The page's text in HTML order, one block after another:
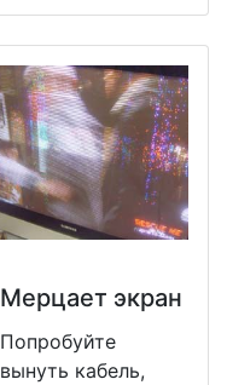
Мерцает экран
Попробуйте
вынуть кабель,